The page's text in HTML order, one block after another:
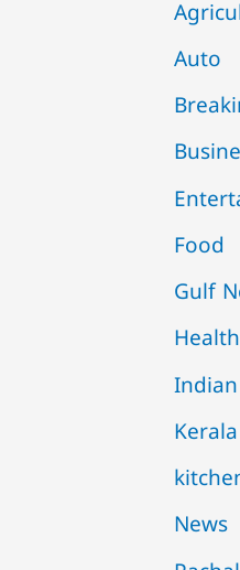
Auto
Food
Gulf
Health
News